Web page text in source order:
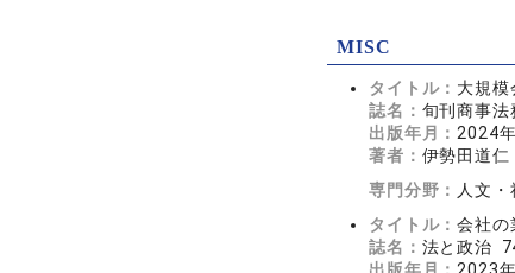
MISC
タイトル： 大規模
誌名： 旬刊商事
出版年月： 2024
著者： 伊勢田道仁
専門分野： 人文
タイトル：会社の
誌名： 法と政治